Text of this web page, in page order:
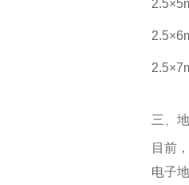
三、
目前
电子